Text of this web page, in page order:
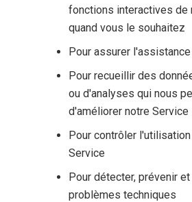
fonctions interactives de
quand vous le souhaitez
Pour assurer
Pour recueillir des
ou d'analyses qui nous
d'améliorer notre Service
Pour contrôler
Service
Pour détecter, prévenir
problèmes techniques